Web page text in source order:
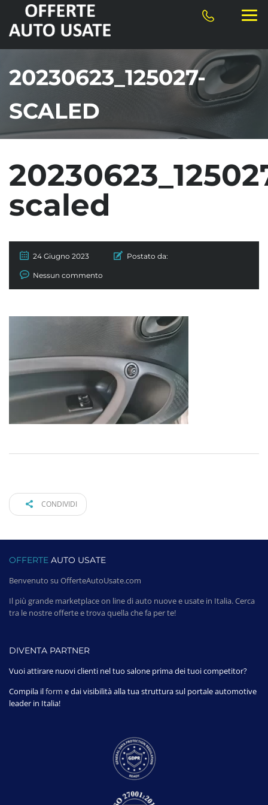
20230623_125027-
SCALED
scaled
24 Giugno 2023 Postato da:
Nessun commento
CONDIVIDI
OFFERTE AUTO USATE
Benvenuto su OfferteAutoUsate.com
Il più grande marketplace on line di auto nuove e usate in Italia. Cerca
tra le nostre offerte e trova quella che fa per te!
DIVENTA PARTNER
Vuoi attirare nuovi clienti nel tuo salone prima dei tuoi competitor?
Compila ilform e dai visibilità alla tua struttura sul portale automotive
leader in Italia!